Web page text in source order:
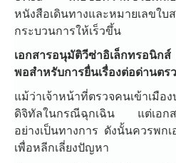
หนังสือเดินทางและหมายเลขใบ
กระบวนการให้เร็วขึ้น
เอกสารอนุมัติวีซ่าอิเล็กทรอนิก
พอสำหรับการยื่นเรื่องต่อด่านตร
แม้ว่าเจ้าหน้าที่ตรวจคนเข้าเมือ
ดิจิทัลในกรณีฉุกเฉิน แต่เอกส
อย่างเป็นทางการ ดังนั้นควรพก
เพื่อหลีกเลี่ยงปัญหา